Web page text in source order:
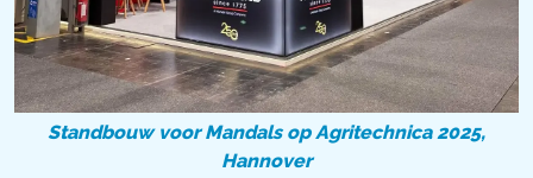
Standbouw voor Mandals op Agritechnica 2025,
Hannover